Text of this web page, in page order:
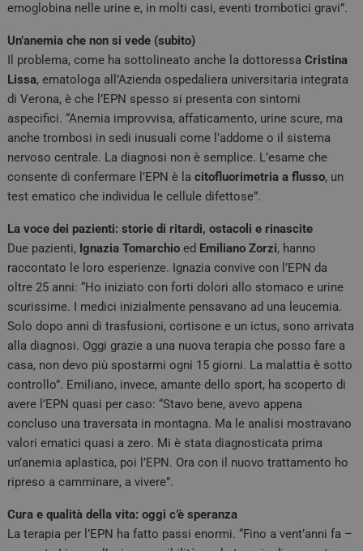
emoglobina nelle urine e, in molti casi, eventi trombotici gravi”.
Un’anemia che non si vede (subito)
Il problema, come ha sottolineato anche la dottoressaCristina
Lissa, ematologa all’Azienda ospedaliera universitaria integrata
di Verona, è che l’EPN spesso si presenta con sintomi
aspecifici. “Anemia improvvisa, affaticamento, urine scure, ma
anche trombosi in sedi inusuali come l’addome o il sistema
nervoso centrale. La diagnosi non è semplice. L’esame che
consente di confermare l’EPN è lacitofluorimetria a flusso, un
test ematico che individua le cellule difettose”.
La voce dei pazienti: storie di ritardi, ostacoli e rinascite
Due pazienti, Ignazia Tomarchioed Emiliano Zorzi, hanno
raccontato le loro esperienze. Ignazia convive con l’EPN da
oltre 25 anni: “Ho iniziato con forti dolori allo stomaco e urine
scurissime. I medici inizialmente pensavano ad una leucemia.
Solo dopo anni di trasfusioni, cortisone e un ictus, sono arrivata
alla diagnosi. Oggi grazie a una nuova terapia che posso fare a
casa, non devo più spostarmi ogni 15 giorni. La malattia è sotto
controllo”. Emiliano, invece, amante dello sport, ha scoperto di
avere l’EPN quasi per caso: “Stavo bene, avevo appena
concluso una traversata in montagna. Ma le analisi mostravano
valori ematici quasi a zero. Mi è stata diagnosticata prima
un’anemia aplastica, poi l’EPN. Ora con il nuovo trattamento ho
ripreso a camminare, a vivere”.
Cura e qualità della vita: oggi c’è speranza
La terapia per l’EPN ha fatto passi enormi. “Fino a vent’anni fa –